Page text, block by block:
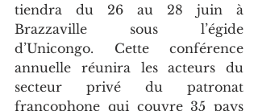
tiendra du 26 au 28 juin à
Brazzaville sous l’égide
d’Unicongo. Cette conférence
annuelle réunira les acteurs du
secteur privé du patronat
francophone qui couvre 35 pays